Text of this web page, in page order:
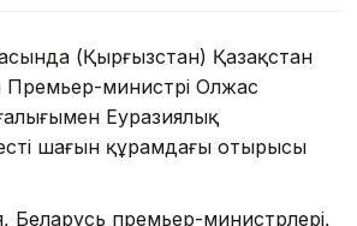
(Қырғызстан) Қазақстан
Премьер-министрі Олжас
Еуразиялық
шағын құрамдағы отырысы
премьер-министрлері,